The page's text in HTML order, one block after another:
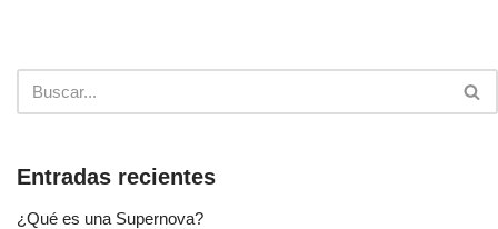
Entradas recientes
¿Qué es una Supernova?